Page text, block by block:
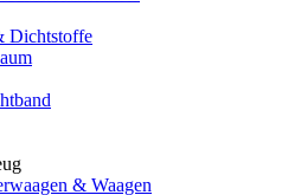
Dichtstoffe
& Waagen